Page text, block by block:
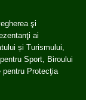
şi
ai
și Turismului,
Sport, Biroului
pentru Protecţia